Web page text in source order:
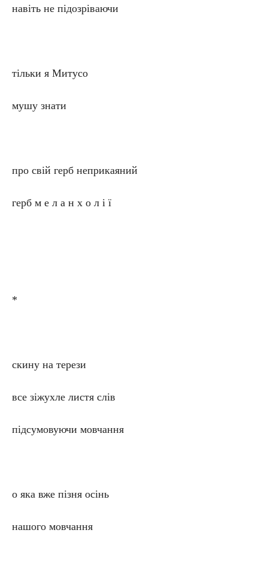
навіть не підозріваючи
тільки я Митусо
мушу знати
про свій герб неприкаяний
герб м е л а н х о л і ї
*
скину на терези
все зіжухле листя слів
підсумовуючи мовчання
o яка вже пізня осінь
нашого мовчання